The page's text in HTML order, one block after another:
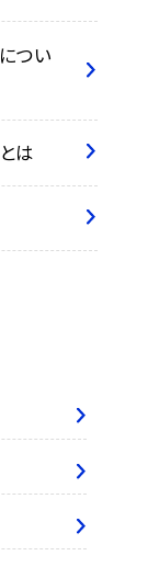
つい
は